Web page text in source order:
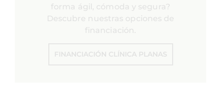
forma ágil, cómoda y segura?
Descubre nuestras opciones de
financiación.
FINANCIACIÓN CLÍNICA PLANAS